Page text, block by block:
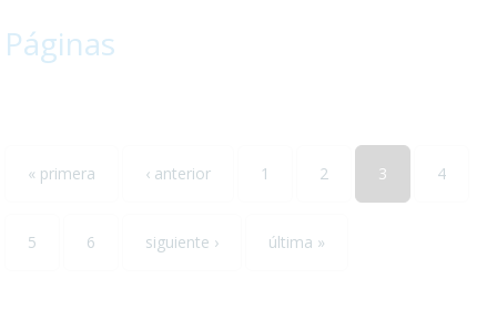
que nos acompañes. ¡Te encantará!
Páginas
« primera ‹ anterior 1 2 3 4
5 6 siguiente › última »